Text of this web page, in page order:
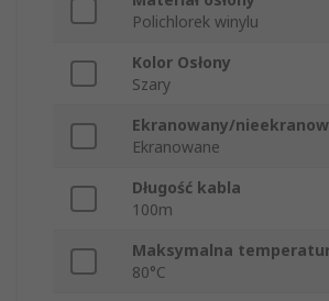
Polichlorek winylu
Kolor Osłony
Szary
Ekranowany/
Ekranowane
Długość kabla
100m
Maksymalna
80°C